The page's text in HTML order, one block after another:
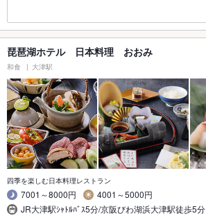
琵琶湖ホテル 日本料理 おおみ
和食 大津駅
四季を楽しむ日本料理レストラン
7001～8000円
4001～5000円
JR大津駅ｼｬﾄﾙﾊﾞｽ5分/京阪びわ湖浜大津駅徒歩5分